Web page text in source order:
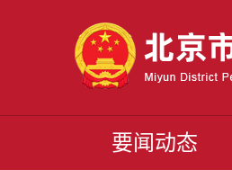
要闻动态